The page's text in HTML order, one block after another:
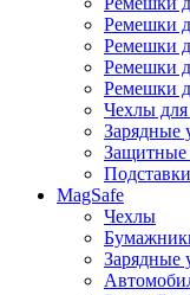
Ремешки
Ремешки
Ремешки
Ремешки
Чехлы
Зарядные
Защитные
Подставки
MagSafe
Чехлы
Зарядные